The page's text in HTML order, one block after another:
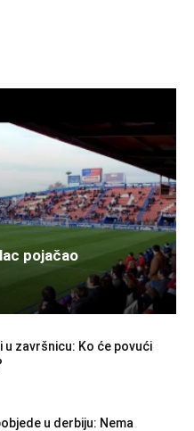
pojačao
u završnicu: Ko će povući
u derbiju: Nema